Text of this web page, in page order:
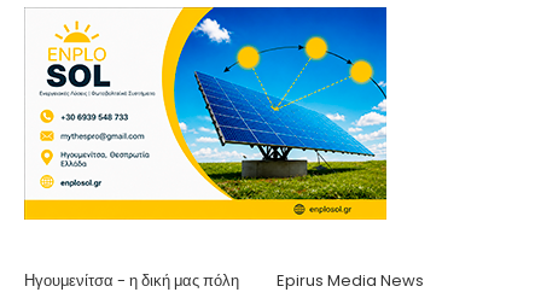
Ηγουμενίτσα - η δική μας πόλη
Epirus Media News